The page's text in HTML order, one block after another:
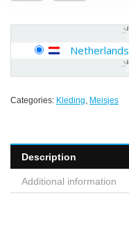
Netherlands
Categories: Kleding, Meisjes
Description
Additional information